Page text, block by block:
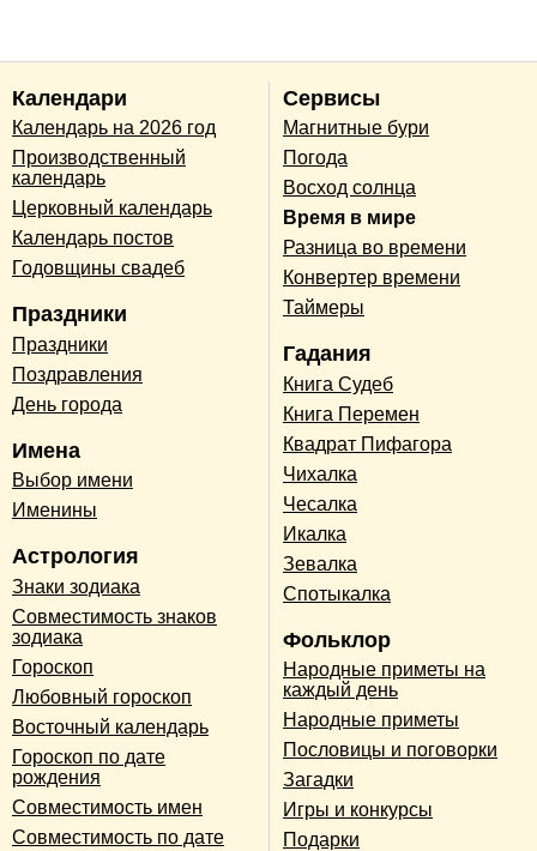
Календари
Календарь на 2026 год
Производственный
календарь
Церковный календарь
Календарь постов
Годовщины свадеб
Праздники
Праздники
Поздравления
День города
Имена
Выбор имени
Именины
Астрология
Знаки зодиака
Совместимость знаков
зодиака
Гороскоп
Любовный гороскоп
Восточный календарь
Гороскоп по дате
рождения
Совместимость имен
Совместимость по дате
Сервисы
Магнитные бури
Погода
Восход солнца
Время в мире
Разница во времени
Конвертер времени
Таймеры
Гадания
Книга Судеб
Книга Перемен
Квадрат Пифагора
Чихалка
Чесалка
Икалка
Зевалка
Спотыкалка
Фольклор
Народные приметы на
каждый день
Народные приметы
Пословицы и поговорки
Загадки
Игры и конкурсы
Подарки